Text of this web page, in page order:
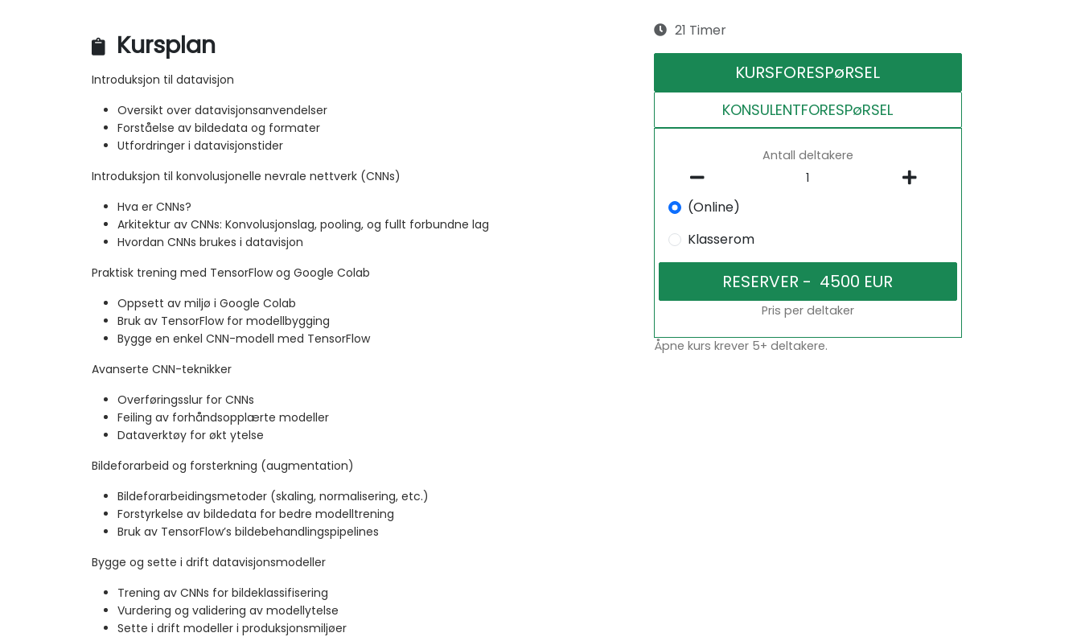
Kursplan
Introduksjon til datavisjon
Oversikt over datavisjonsanvendelser
Forståelse av bildedata og formater
Utfordringer i datavisjonstider
Introduksjon til konvolusjonelle nevrale nettverk (CNNs)
Hva er CNNs?
Arkitektur av CNNs: Konvolusjonslag, pooling, og fullt forbundne lag
Hvordan CNNs brukes i datavisjon
Praktisk trening med TensorFlow og Google Colab
Oppsett av miljø i Google Colab
Bruk av TensorFlow for modellbygging
Bygge en enkel CNN-modell med TensorFlow
Avanserte CNN-teknikker
Overføringsslur for CNNs
Feiling av forhåndsopplærte modeller
Dataverktøy for økt ytelse
Bildeforarbeid og forsterkning (augmentation)
Bildeforarbeidingsmetoder (skaling, normalisering, etc.)
Forstyrkelse av bildedata for bedre modelltrening
Bruk av TensorFlow’s bildebehandlingspipelines
Bygge og sette i drift datavisjonsmodeller
Trening av CNNs for bildeklassifisering
Vurdering og validering av modellytelse
Sette i drift modeller i produksjonsmiljøer
21 Timer
KURSFORESPøRSEL
KONSULENTFORESPøRSEL
Antall deltakere
(Online)
Klasserom
Pris per deltaker
Åpne kurs krever 5+ deltakere.